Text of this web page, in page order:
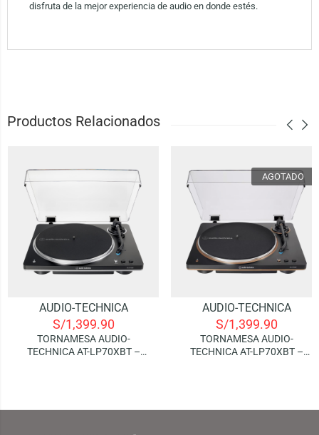
disfruta de la mejor experiencia de audio en donde estés.
Productos Relacionados
AUDIO-TECHNICA
S/1,399.90
TORNAMESA AUDIO-
TECHNICA AT-LP70XBT –
AGOTADO
AUDIO-TECHNICA
S/1,399.90
TORNAMESA AUDIO-
TECHNICA AT-LP70XBT –